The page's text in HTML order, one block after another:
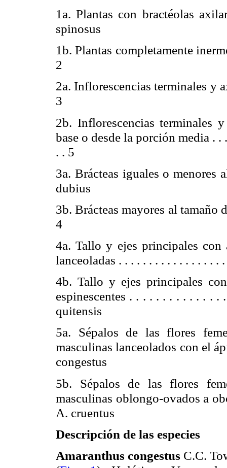
1a. Plantas con bractéolas
spinosus
1b. Plantas completamente
2
2a. Inflorescencias terminales y
3
2b. Inflorescencias terminales
base o desde la porción media . .
. . 5
3a. Brácteas iguales o
dubius
3b. Brácteas mayores al tamaño
4
4a. Tallo y ejes principales con
lanceoladas . . . . . . . . . . . . . . . . .
4b. Tallo y ejes principales con
espinescentes . . . . . . . . . . . . .
quitensis
5a. Sépalos de las flores
masculinas lanceolados con el
congestus
5b. Sépalos de las flores
masculinas oblongo-ovados a
A. cruentus
Descripción de las especies
Amaranthus congestus C.C.